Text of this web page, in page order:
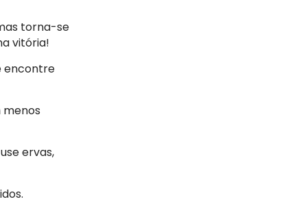
torna-se
vitória!
encontre
ervas,